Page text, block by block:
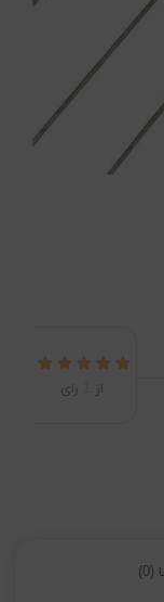
از رای
(0)